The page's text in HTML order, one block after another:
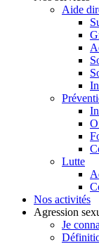
Aide
Lutte
Nos activités
Agression
Je